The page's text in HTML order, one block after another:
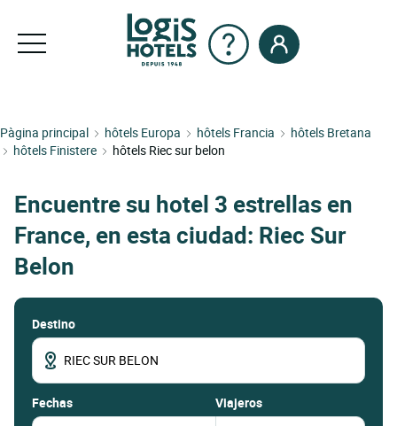
Pàgina principal hôtels Europa hôtels Francia
hôtels Bretana
hôtels Finistere
hôtels Riec sur belon
Encuentre su hotel 3 estrellas en
France, en esta ciudad: Riec Sur
Belon
Destino
fechas Viajeros